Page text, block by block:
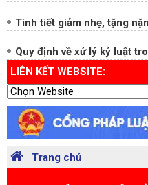
Trang chủ
TRANG THÔNG TIN ĐIỆN
TRUNG ƯƠNG.
Chỉ đạo: Đồng chí Đặng Văn
Trung ương Đảng, Phó
Địa chỉ: Tòa nhà A4, phố